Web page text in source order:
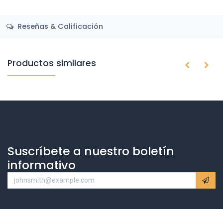
Reseñas & Calificación
Productos similares
Suscríbete a nuestro boletín
informativo